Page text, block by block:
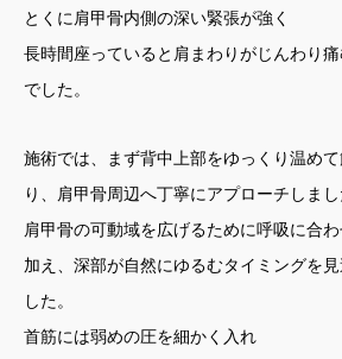
とくに肩甲骨内側の深い緊張が強く
長時間座っていると肩まわりがじんわり
でした。
施術では、まず背中上部をゆっくり温め
り、肩甲骨周辺へ丁寧にアプローチしまし
肩甲骨の可動域を広げるために呼吸に合
加え、深部が自然にゆるむタイミングを
した。
首筋には弱めの圧を細かく入れ